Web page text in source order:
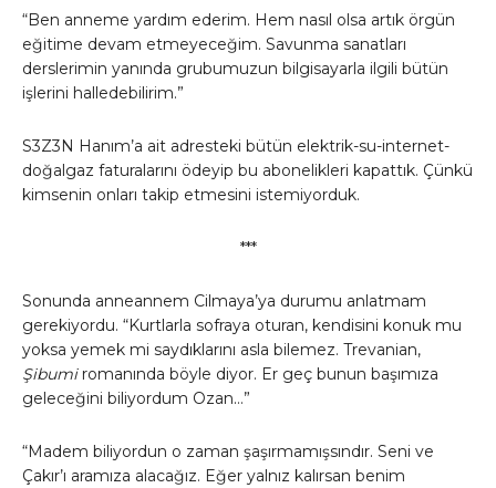
“Ben anneme yardım ederim. Hem nasıl olsa artık örgün
eğitime devam etmeyeceğim. Savunma sanatları
derslerimin yanında grubumuzun bilgisayarla ilgili bütün
işlerini halledebilirim.”
S3Z3N Hanım’a ait adresteki bütün elektrik-su-internet-
doğalgaz faturalarını ödeyip bu abonelikleri kapattık. Çünkü
kimsenin onları takip etmesini istemiyorduk.
***
Sonunda anneannem Cilmaya’ya durumu anlatmam
gerekiyordu. “Kurtlarla sofraya oturan, kendisini konuk mu
yoksa yemek mi saydıklarını asla bilemez. Trevanian,
Şibumi romanında böyle diyor. Er geç bunun başımıza
geleceğini biliyordum Ozan…”
“Madem biliyordun o zaman şaşırmamışsındır. Seni ve
Çakır’ı aramıza alacağız. Eğer yalnız kalırsan benim